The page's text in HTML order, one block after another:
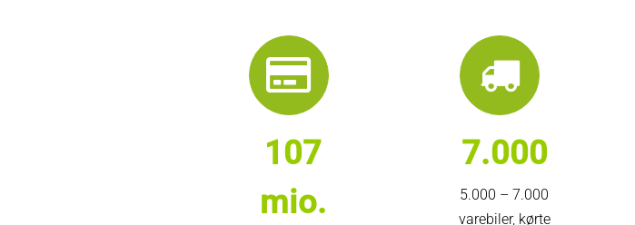
107
mio.
7.000
5.000 – 7.000
varebiler, kørte